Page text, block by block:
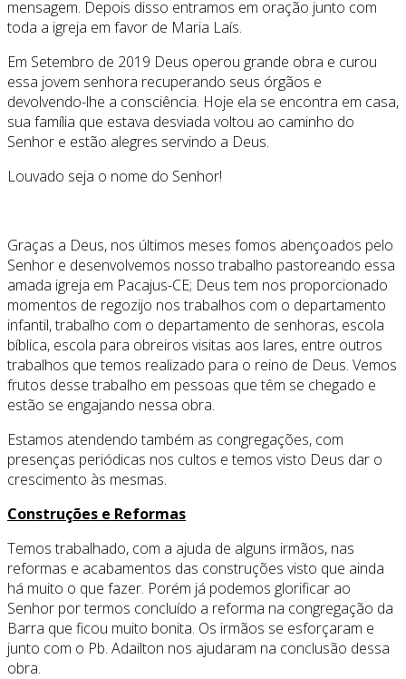
mensagem. Depois disso entramos em oração junto com
toda a igreja em favor de Maria Laís.
Em Setembro de 2019 Deus operou grande obra e curou
essa jovem senhora recuperando seus órgãos e
devolvendo-lhe a consciência. Hoje ela se encontra em casa,
sua família que estava desviada voltou ao caminho do
Senhor e estão alegres servindo a Deus.
Louvado seja o nome do Senhor!
Graças a Deus, nos últimos meses fomos abençoados pelo
Senhor e desenvolvemos nosso trabalho pastoreando essa
amada igreja em Pacajus-CE; Deus tem nos proporcionado
momentos de regozijo nos trabalhos com o departamento
infantil, trabalho com o departamento de senhoras, escola
bíblica, escola para obreiros visitas aos lares, entre outros
trabalhos que temos realizado para o reino de Deus. Vemos
frutos desse trabalho em pessoas que têm se chegado e
estão se engajando nessa obra.
Estamos atendendo também as congregações, com
presenças periódicas nos cultos e temos visto Deus dar o
crescimento às mesmas.
Construções e Reformas
Temos trabalhado, com a ajuda de alguns irmãos, nas
reformas e acabamentos das construções visto que ainda
há muito o que fazer. Porém já podemos glorificar ao
Senhor por termos concluído a reforma na congregação da
Barra que ficou muito bonita. Os irmãos se esforçaram e
junto com o Pb. Adailton nos ajudaram na conclusão dessa
obra.